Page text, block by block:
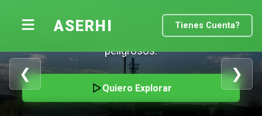
ASERHI Tienes Cuenta?
innovación tecnológica y experiencia para
garantizar la gestión integral de residuos
peligrosos.
Quiero Explorar
❮ ❯